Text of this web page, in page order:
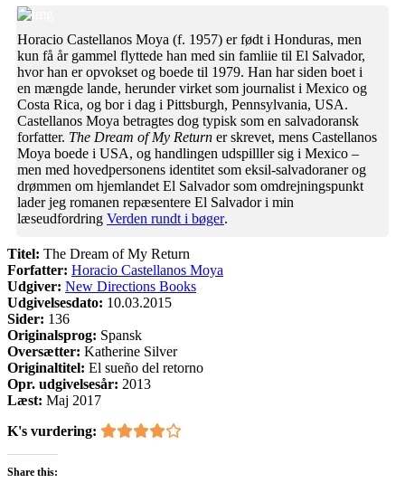
Horacio Castellanos Moya (f. 1957) er født i Honduras, men
kun få år gammel flyttede han med sin famliie til El Salvador,
hvor han er opvokset og boede til 1979. Han har siden boet i
en mængde lande, herunder virket som journalist i Mexico og
Costa Rica, og bor i dag i Pittsburgh, Pennsylvania, USA.
Castellanos Moya betragtes dog typisk som en salvadoransk
forfatter. The Dream of My Return er skrevet, mens Castellanos
Moya boede i USA, og handlingen udspilller sig i Mexico –
men med hovedpersonens identitet som eksil-salvadoraner og
drømmen om hjemlandet El Salvador som omdrejningspunkt
lader jeg romanen repæsentere El Salvador i min
læseudfordring Verden rundt i bøger.
Titel: The Dream of My Return
Forfatter: Horacio Castellanos Moya
Udgiver: New Directions Books
Udgivelsesdato: 10.03.2015
Sider: 136
Originalsprog: Spansk
Oversætter: Katherine Silver
Originaltitel: El sueño del retorno
Opr. udgivelsesår: 2013
Læst: Maj 2017
K's vurdering:
Share this: